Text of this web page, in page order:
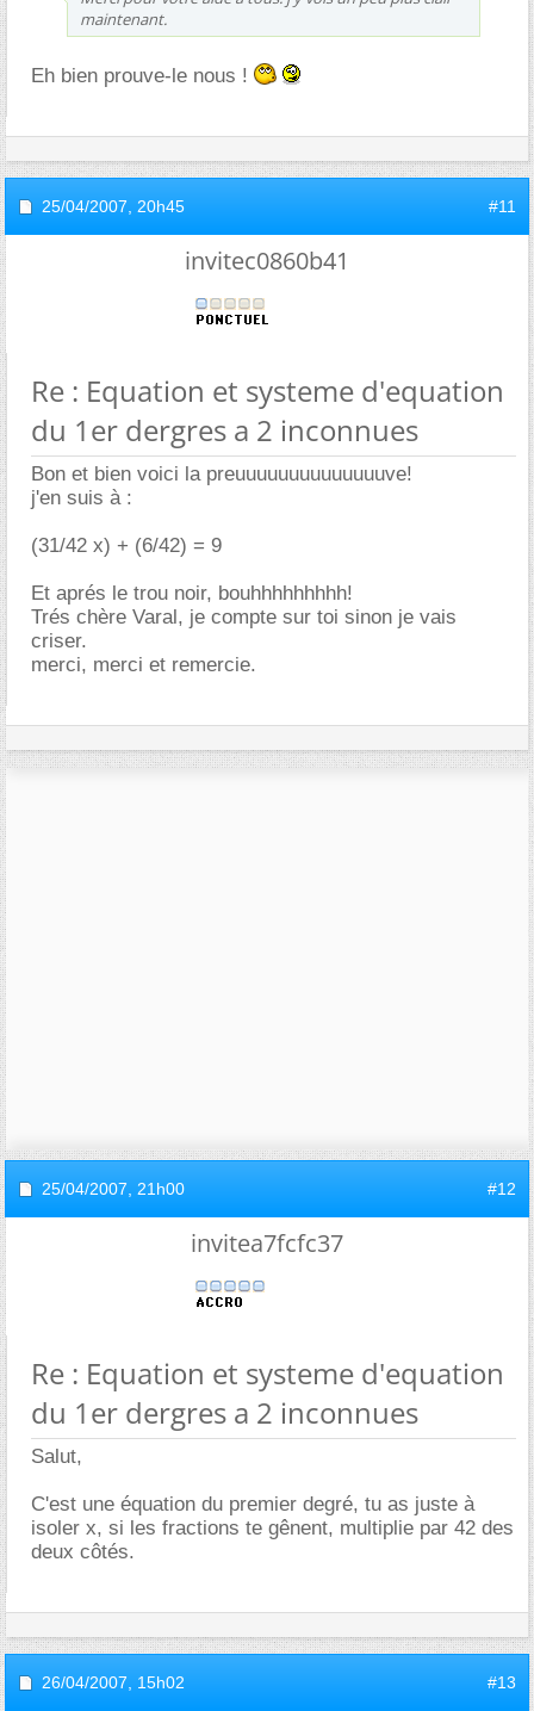
maintenant.
Eh bien prouve-le nous !
25/04/2007, 20h45 #11
invitec0860b41
Re : Equation et systeme d'equation
du 1er dergres a 2 inconnues
Bon et bien voici la preuuuuuuuuuuuuuuve!
j'en suis à :
(31/42 x) + (6/42) = 9
Et aprés le trou noir, bouhhhhhhhhh!
Trés chère Varal, je compte sur toi sinon je vais
criser.
merci, merci et remercie.
25/04/2007, 21h00 #12
invitea7fcfc37
Re : Equation et systeme d'equation
du 1er dergres a 2 inconnues
Salut,
C'est une équation du premier degré, tu as juste à
isoler x, si les fractions te gênent, multiplie par 42 des
deux côtés.
26/04/2007, 15h02 #13